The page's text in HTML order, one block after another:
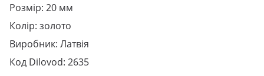
Розмір: 20 мм
Колір: золото
Виробник: Латвія
Код Dilovod: 2635